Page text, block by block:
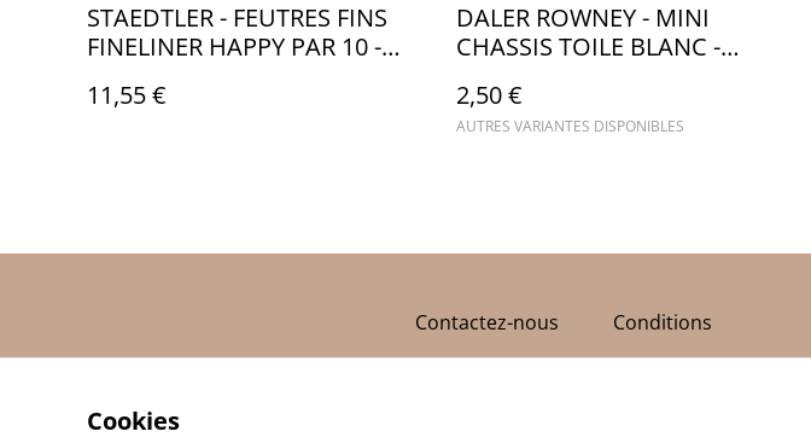
STAEDTLER - FEUTRES FINS
FINELINER HAPPY PAR 10 -
11,55 €
DALER ROWNEY - MINI
CHASSIS TOILE BLANC -
2,50 €
AUTRES VARIANTES DISPONIBLES
Contactez-nous Conditions
Cookies